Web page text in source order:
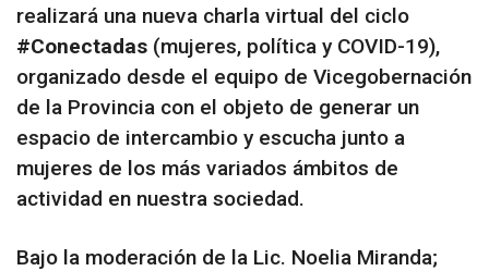
realizará una nueva charla virtual del ciclo
#Conectadas (mujeres, política y COVID-19),
organizado desde el equipo de Vicegobernación
de la Provincia con el objeto de generar un
espacio de intercambio y escucha junto a
mujeres de los más variados ámbitos de
actividad en nuestra sociedad.
Bajo la moderación de la Lic. Noelia Miranda;